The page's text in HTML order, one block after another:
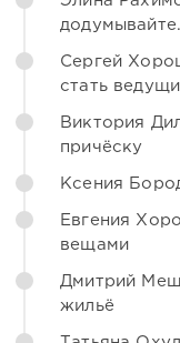
Сергей
стать
Виктория
причёску
Ксения
Евгения
вещами
Дмитрий
жильё